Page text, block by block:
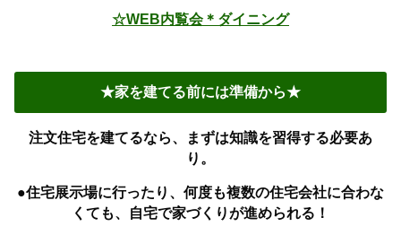
☆WEB内覧会＊ダイニング
★家を建てる前には準備から★
注文住宅を建てるなら、まずは知識を習得する必要あ
り。
●住宅展示場に行ったり、何度も複数の住宅会社に合わな
くても、自宅で家づくりが進められる！